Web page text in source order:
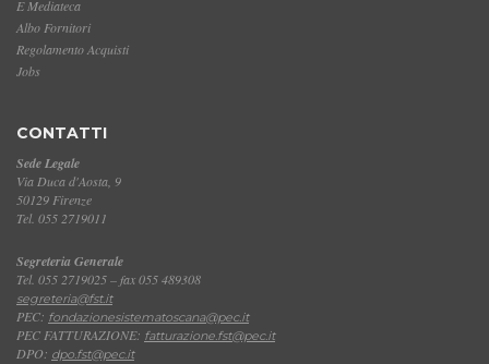
E Mediateca
Albo Fornitori
Regolamento Acquisti
Jobs
CONTATTI
Sede Legale
Via Duca d'Aosta, 9
50129 Firenze
Tel. 055 2719011
Segreteria Generale
Tel. 055 2719025 – fax 055 489308
segreteria@fst.it
PEC: fondazionesistematoscana@pec.it
PEC FATTURAZIONE: fatturazione.fst@pec.it
DPO: dpo.fst@pec.it